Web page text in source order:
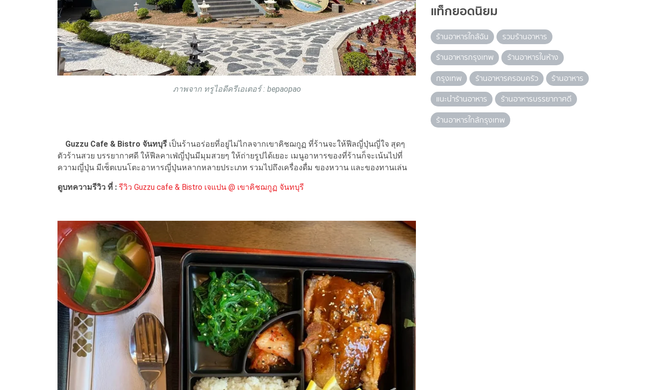
ภาพจาก ทรูไอดีครีเอเตอร์ : bepaopao
Guzzu Cafe & Bistro จันทบุรี เป็นร้านอร่อยที่อยู่ไม่ไกลจากเขาคิชฌกูฏ ที่ร้านจะให้ฟีลญี่ปุ่นญี่ใจ สุดๆ
ตัวร้านสวย บรรยากาศดี ให้ฟีลคาเฟ่ญี่ปุ่นมีมุมสวยๆ ให้ถ่ายรูปได้เยอะ เมนูอาหารของที่ร้านก็จะเน้นไปที่
ความญี่ปุ่น มีเซ็ตเบนโตะอาหารญี่ปุ่นหลากหลายประเภท รวมไปถึงเครื่องดื่ม ของหวาน และของทานเล่น
ดูบทความรีวิว ที่ : รีวิว Guzzu cafe & Bistro เจแปน @ เขาคิชฌกูฏ จันทบุรี
แท็กยอดนิยม
ร้านอาหารใกล้ฉัน
รวมร้านอาหาร
ร้านอาหารกรุงเทพ
ร้านอาหารในห้าง
กรุงเทพ
ร้านอาหารครอบครัว
ร้านอาหาร
แนะนำร้านอาหาร
ร้านอาหารบรรยากาศดี
ร้านอาหารใกล้กรุงเทพ